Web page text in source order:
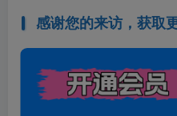
感谢您的来访，获取